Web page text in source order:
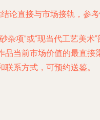
论直接与市场接轨，参考
杂项”或“现当代工艺美
当前市场价值的最直接
系方式，可预约送鉴。